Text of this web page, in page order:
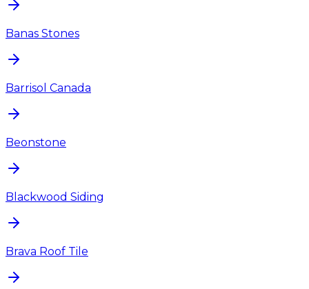
Banas Stones
Barrisol Canada
Beonstone
Blackwood Siding
Brava Roof Tile